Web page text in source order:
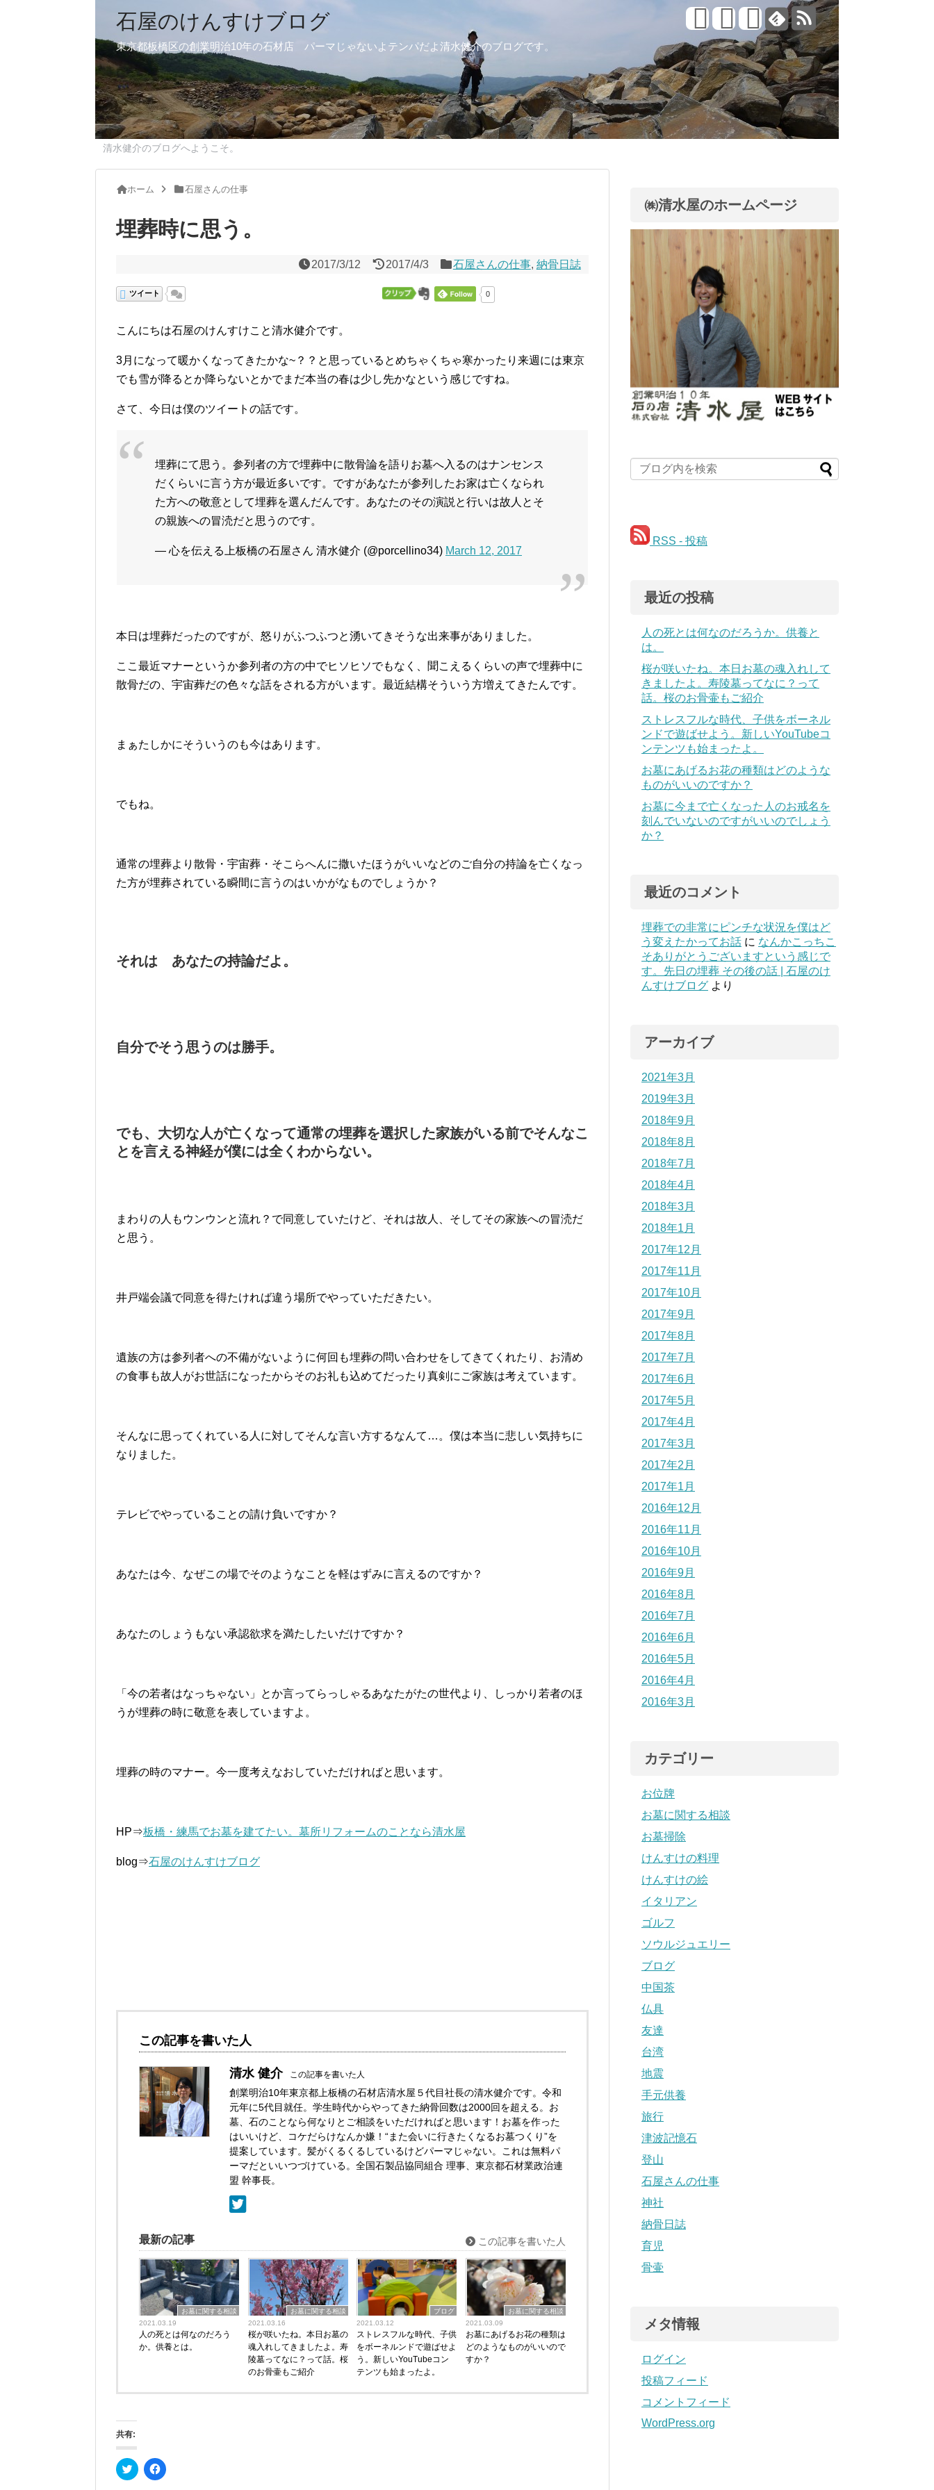
石屋のけんすけブログ
東京都板橋区の創業明治10年の石材店 パーマじゃないよテンパだよ清水健介のブログです。
清水健介のブログへようこそ。
ホーム 石屋さんの仕事
埋葬時に思う。
2017/3/12 2017/4/3 石屋さんの仕事, 納骨日誌
ツイート 0
こんにちは石屋のけんすけこと清水健介です。
3月になって暖かくなってきたかな~？？と思っているとめちゃくちゃ寒かったり来週には東京
でも雪が降るとか降らないとかでまだ本当の春は少し先かなという感じですね。
さて、今日は僕のツイートの話です。
埋葬にて思う。参列者の方で埋葬中に散骨論を語りお墓へ入るのはナンセンス
だくらいに言う方が最近多いです。ですがあなたが参列したお家は亡くなられ
た方への敬意として埋葬を選んだんです。あなたのその演説と行いは故人とそ
の親族への冒涜だと思うのです。
— 心を伝える上板橋の石屋さん 清水健介 (@porcellino34) March 12, 2017
本日は埋葬だったのですが、怒りがふつふつと湧いてきそうな出来事がありました。
ここ最近マナーというか参列者の方の中でヒソヒソでもなく、聞こえるくらいの声で埋葬中に
散骨だの、宇宙葬だの色々な話をされる方がいます。最近結構そういう方増えてきたんです。
まぁたしかにそういうのも今はあります。
でもね。
通常の埋葬より散骨・宇宙葬・そこらへんに撒いたほうがいいなどのご自分の持論を亡くなっ
た方が埋葬されている瞬間に言うのはいかがなものでしょうか？
それは あなたの持論だよ。
自分でそう思うのは勝手。
でも、大切な人が亡くなって通常の埋葬を選択した家族がいる前でそんなこ
とを言える神経が僕には全くわからない。
まわりの人もウンウンと流れ？で同意していたけど、それは故人、そしてその家族への冒涜だ
と思う。
井戸端会議で同意を得たければ違う場所でやっていただきたい。
遺族の方は参列者への不備がないように何回も埋葬の問い合わせをしてきてくれたり、お清め
の食事も故人がお世話になったからそのお礼も込めてだったり真剣にご家族は考えています。
そんなに思ってくれている人に対してそんな言い方するなんて…。僕は本当に悲しい気持ちに
なりました。
テレビでやっていることの請け負いですか？
あなたは今、なぜこの場でそのようなことを軽はずみに言えるのですか？
あなたのしょうもない承認欲求を満たしたいだけですか？
「今の若者はなっちゃない」とか言ってらっしゃるあなたがたの世代より、しっかり若者のほ
うが埋葬の時に敬意を表していますよ。
埋葬の時のマナー。今一度考えなおしていただければと思います。
HP⇒板橋・練馬でお墓を建てたい。墓所リフォームのことなら清水屋
blog⇒石屋のけんすけブログ
この記事を書いた人
清水 健介 この記事を書いた人
創業明治10年東京都上板橋の石材店清水屋５代目社長の清水健介です。令和
元年に5代目就任。学生時代からやってきた納骨回数は2000回を超える。お
墓、石のことなら何なりとご相談をいただければと思います！お墓を作った
はいいけど、コケだらけなんか嫌！“また会いに行きたくなるお墓つくり”を
提案しています。髪がくるくるしているけどパーマじゃない。これは無料パ
ーマだといいつづけている。全国石製品協同組合 理事、東京都石材業政治連
盟 幹事長。
最新の記事 この記事を書いた人
お墓に関する相談
2021.03.19
人の死とは何なのだろう
か。供養とは。
お墓に関する相談
2021.03.16
桜が咲いたね。本日お墓の
魂入れしてきましたよ。寿
陵墓ってなに？って話。桜
のお骨壷もご紹介
ブログ
2021.03.12
ストレスフルな時代、子供
をボーネルンドで遊ばせよ
う。新しいYouTubeコン
テンツも始まったよ。
お墓に関する相談
2021.03.09
お墓にあげるお花の種類は
どのようなものがいいので
すか？
共有:
ク
リ
F
a
㈱清水屋のホームページ
RSS - 投稿
最近の投稿
人の死とは何なのだろうか。供養と
は。
桜が咲いたね。本日お墓の魂入れして
きましたよ。寿陵墓ってなに？って
話。桜のお骨壷もご紹介
ストレスフルな時代、子供をボーネル
ンドで遊ばせよう。新しいYouTubeコ
ンテンツも始まったよ。
お墓にあげるお花の種類はどのような
ものがいいのですか？
お墓に今まで亡くなった人のお戒名を
刻んでいないのですがいいのでしょう
か？
最近のコメント
埋葬での非常にピンチな状況を僕はど
う変えたかってお話 に なんかこっちこ
そありがとうございますという感じで
す。先日の埋葬 その後の話 | 石屋のけ
んすけブログ より
アーカイブ
2021年3月
2019年3月
2018年9月
2018年8月
2018年7月
2018年4月
2018年3月
2018年1月
2017年12月
2017年11月
2017年10月
2017年9月
2017年8月
2017年7月
2017年6月
2017年5月
2017年4月
2017年3月
2017年2月
2017年1月
2016年12月
2016年11月
2016年10月
2016年9月
2016年8月
2016年7月
2016年6月
2016年5月
2016年4月
2016年3月
カテゴリー
お位牌
お墓に関する相談
お墓掃除
けんすけの料理
けんすけの絵
イタリアン
ゴルフ
ソウルジュエリー
ブログ
中国茶
仏具
友達
台湾
地震
手元供養
旅行
津波記憶石
登山
石屋さんの仕事
神社
納骨日誌
育児
骨壷
メタ情報
ログイン
投稿フィード
コメントフィード
WordPress.org